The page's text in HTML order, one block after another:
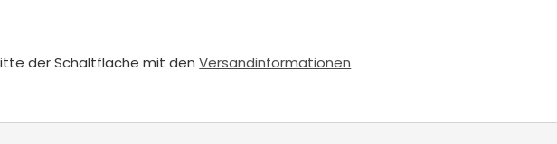
der Schaltfläche mit denVersandinformationen